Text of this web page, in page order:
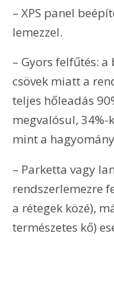
– XPS panel
lemezzel.
– Gyors felfűtés:
csövek miatt a
teljes hőleadás
megvalósul,
mint a
– Parketta vagy
rendszerlemezre
a rétegek közé),
természetes kő)